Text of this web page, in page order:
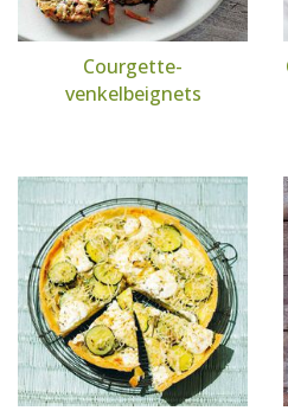
Courgette-
venkelbeignets